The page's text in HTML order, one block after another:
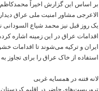
بر اساس این گزارش اخیراً
الاعرجی مشاور امنیت ملی عراق
یک روز قبل نیز محمد شیاع
اقدامات عراق در این زمینه اشاره
ایران و ترکیه می‌شوند تا اقدامات
استفاده از خاک عراق را برای
لانه فتنه در همسایه غربی
تروریست‌های حاضر در اقلیم